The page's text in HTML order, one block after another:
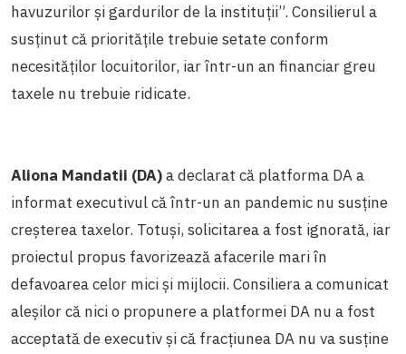
havuzurilor și gardurilor de la instituții”. Consilierul a
susținut că prioritățile trebuie setate conform
necesităților locuitorilor, iar într-un an financiar greu
taxele nu trebuie ridicate.
Aliona Mandatii (DA)a declarat că platforma DA a
informat executivul că într-un an pandemic nu susține
creșterea taxelor. Totuși, solicitarea a fost ignorată, iar
proiectul propus favorizează afacerile mari în
defavoarea celor mici și mijlocii. Consiliera a comunicat
aleșilor că nici o propunere a platformei DA nu a fost
acceptată de executiv și că fracțiunea DA nu va susține